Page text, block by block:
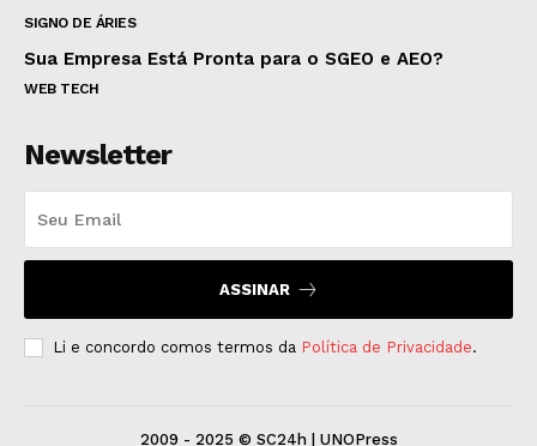
SIGNO DE ÁRIES
Sua Empresa Está Pronta para o SGEO e AEO?
WEB TECH
Newsletter
ASSINAR
Li e concordo comos termos da Política de Privacidade.
2009 - 2025 © SC24h | UNOPress